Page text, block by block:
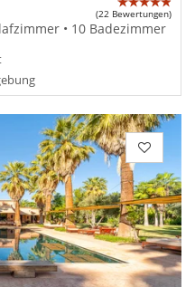
(22 Bewertungen)
• 10 Badezimmer